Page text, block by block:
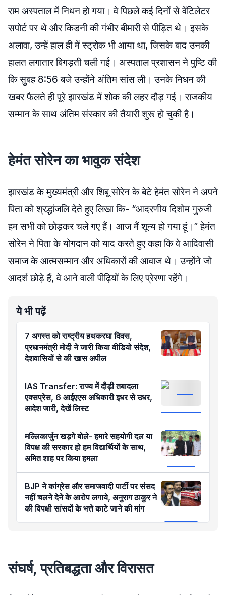
राम अस्पताल में निधन हो गया। वे पिछले कई दिनों से वेंटिलेटर
सपोर्ट पर थे और किडनी की गंभीर बीमारी से पीड़ित थे। इसके
अलावा, उन्हें हाल ही में स्ट्रोक भी आया था, जिसके बाद उनकी
हालत लगातार बिगड़ती चली गई। अस्पताल प्रशासन ने पुष्टि की
कि सुबह 8:56 बजे उन्होंने अंतिम सांस ली। उनके निधन की
खबर फैलते ही पूरे झारखंड में शोक की लहर दौड़ गई। राजकीय
सम्मान के साथ अंतिम संस्कार की तैयारी शुरू हो चुकी है।
हेमंत सोरेन का भावुक संदेश
झारखंड के मुख्यमंत्री और शिबू सोरेन के बेटे हेमंत सोरेन ने अपने
पिता को श्रद्धांजलि देते हुए लिखा कि- “आदरणीय दिशोम गुरुजी
हम सभी को छोड़कर चले गए हैं। आज मैं शून्य हो गया हूं।” हेमंत
सोरेन ने पिता के योगदान को याद करते हुए कहा कि वे आदिवासी
समाज के आत्मसम्मान और अधिकारों की आवाज थे। उन्होंने जो
आदर्श छोड़े हैं, वे आने वाली पीढ़ियों के लिए प्रेरणा रहेंगे।
ये भी पढ़ें
7 अगस्त को राष्ट्रीय हथकरघा दिवस,
प्रधानमंत्री मोदी ने जारी किया वीडियो संदेश,
देशवासियों से की खास अपील
IAS Transfer: राज्य में दौड़ी तबादला
एक्सप्रेस, 6 आईएएस अधिकारी इधर से उधर,
आदेश जारी, देखें लिस्ट
मल्लिकार्जुन खड़गे बोले- हमारे सहयोगी दल या
विपक्ष की सरकार हो हम विद्यार्थियों के साथ,
अमित शाह पर किया हमला
BJP ने कांग्रेस और समाजवादी पार्टी पर संसद
नहीं चलने देने के आरोप लगाये, अनुराग ठाकुर ने
की विपक्षी सांसदों के भत्ते काटे जाने की मांग
संघर्ष, प्रतिबद्धता और विरासत